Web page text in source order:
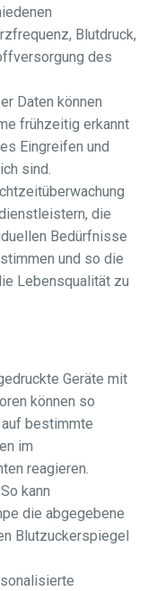
Blutdruck,
des
Daten können
frühzeitig erkannt
Eingreifen und
sind.
die
Bedürfnisse
und so die
Lebensqualität zu
Geräte mit
können so
bestimmte
im
reagieren.
So kann
die abgegebene
Blutzuckerspiegel